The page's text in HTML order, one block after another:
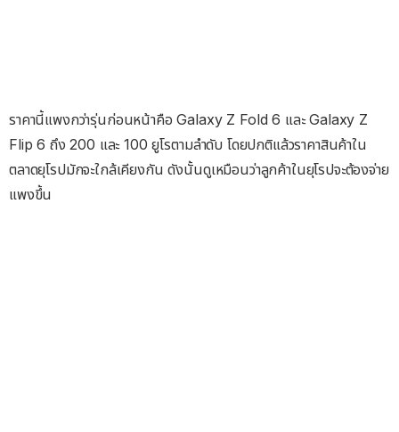
ราคานี้แพงกว่ารุ่นก่อนหน้าคือ Galaxy Z Fold 6 และ Galaxy Z
Flip 6 ถึง 200 และ 100 ยูโรตามลำดับ โดยปกติแล้วราคาสินค้าใน
ตลาดยุโรปมักจะใกล้เคียงกัน ดังนั้นดูเหมือนว่าลูกค้าในยุโรปจะต้องจ่าย
แพงขึ้น